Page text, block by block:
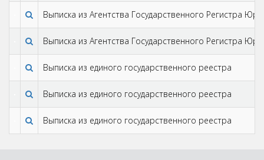
Выписка из Агентства Государственного Регистра
Выписка из Агентства Государственного Регистра
Выписка из единого государственного реестра
Выписка из единого государственного реестра
Выписка из единого государственного реестра